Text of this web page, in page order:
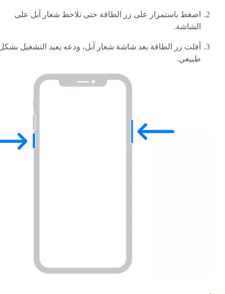
اضغط باستمرار على زر الطاقة حتى تلاحظ شعار آبل على
الشاشة.
أفلت زر الطاقة بعد شاشة شعار آبل، ودعه يعيد التشغيل
طبيعي.